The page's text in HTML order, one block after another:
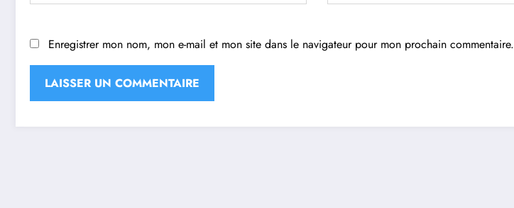
Enregistrer mon nom, mon e-mail et mon site dans le navigateur pour mon prochain commentaire.